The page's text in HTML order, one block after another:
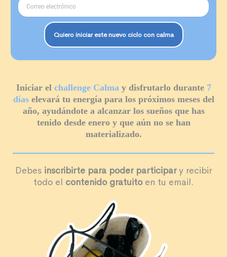
Quiero iniciar este nuevo ciclo con calma
Iniciar elchallenge Calmay disfrutarlo durante 7
días elevará tu energía para los próximos meses del
año, ayudándote a alcanzar los sueños que has
tenido desde enero y que aún no se han
materializado.
Debes inscribirte para poder participary recibir
todo el contenido gratuitoen tu email.